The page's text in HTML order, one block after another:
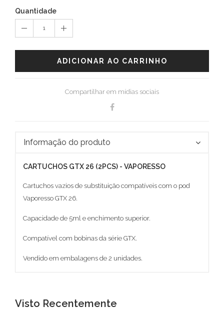
Quantidade
1
ADICIONAR AO CARRINHO
Compartilhar em mídias sociais
Informação do produto
CARTUCHOS GTX 26 (2PCS) - VAPORESSO
Cartuchos vazios de substituição compatíveis com o pod
Vaporesso GTX 26.
Capacidade de 5ml e enchimento superior.
Compatível com bobinas da série GTX.
Vendido em embalagens de 2 unidades.
Visto Recentemente